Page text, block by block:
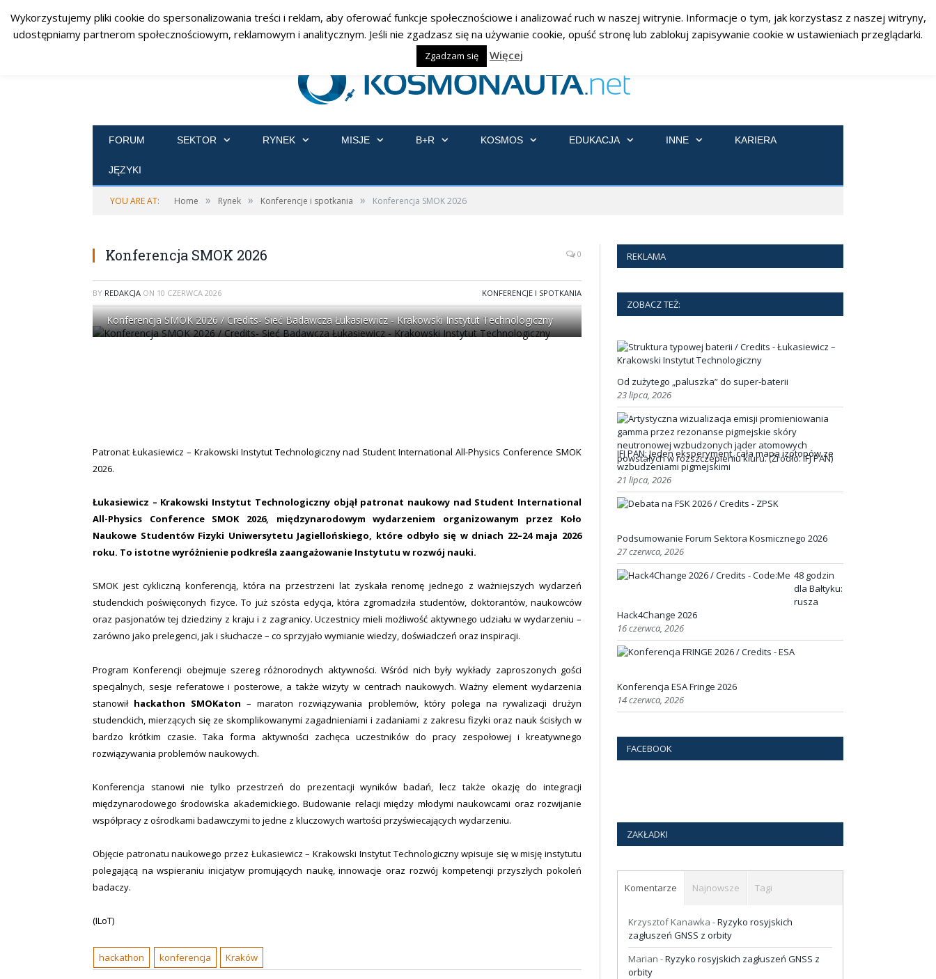
RSS Facebook
Twitter
FORUM SEKTOR RYNEK MISJE B+R KOSMOS EDUKACJA INNE KARIERA
JĘZYKI
YOU ARE AT: Home » Rynek » Konferencje i spotkania » Konferencja SMOK 2026
Konferencja SMOK 2026 0
BY REDAKCJA ON 10 CZERWCA 2026 KONFERENCJE I SPOTKANIA
Konferencja SMOK 2026 / Credits- Sieć Badawcza Łukasiewicz - Krakowski Instytut Technologiczny
Patronat Łukasiewicz – Krakowski Instytut Technologiczny nad Student International All-Physics Conference SMOK
2026.
Łukasiewicz – Krakowski Instytut Technologiczny objął patronat naukowy nad Student International
All-Physics Conference SMOK 2026, międzynarodowym wydarzeniem organizowanym przez Koło
Naukowe Studentów Fizyki Uniwersytetu Jagiellońskiego, które odbyło się w dniach 22–24 maja 2026
roku. To istotne wyróżnienie podkreśla zaangażowanie Instytutu w rozwój nauki.
SMOK jest cykliczną konferencją, która na przestrzeni lat zyskała renomę jednego z ważniejszych wydarzeń
studenckich poświęconych fizyce. To już szósta edycja, która zgromadziła studentów, doktorantów, naukowców
oraz pasjonatów tej dziedziny z kraju i z zagranicy. Uczestnicy mieli możliwość aktywnego udziału w wydarzeniu –
zarówno jako prelegenci, jak i słuchacze – co sprzyjało wymianie wiedzy, doświadczeń oraz inspiracji.
Program Konferencji obejmuje szereg różnorodnych aktywności. Wśród nich były wykłady zaproszonych gości
specjalnych, sesje referatowe i posterowe, a także wizyty w centrach naukowych. Ważny element wydarzenia
stanowił hackathon SMOKaton – maraton rozwiązywania problemów, który polega na rywalizacji drużyn
studenckich, mierzących się ze skomplikowanymi zagadnieniami i zadaniami z zakresu fizyki oraz nauk ścisłych w
bardzo krótkim czasie. Taka forma aktywności zachęca uczestników do pracy zespołowej i kreatywnego
rozwiązywania problemów naukowych.
Konferencja stanowi nie tylko przestrzeń do prezentacji wyników badań, lecz także okazję do integracji
międzynarodowego środowiska akademickiego. Budowanie relacji między młodymi naukowcami oraz rozwijanie
współpracy z ośrodkami badawczymi to jedne z kluczowych wartości przyświecających wydarzeniu.
Objęcie patronatu naukowego przez Łukasiewicz – Krakowski Instytut Technologiczny wpisuje się w misję instytutu
polegającą na wspieraniu inicjatyw promujących naukę, innowacje oraz rozwój kompetencji przyszłych pokoleń
badaczy.
(ILoT)
hackathon konferencja Kraków
REKLAMA
ZOBACZ TEŻ:
Od zużytego „paluszka” do super-baterii
23 lipca, 2026
IFJ PAN: Jeden eksperyment, cała mapa izotopów ze
wzbudzeniami pigmejskimi
21 lipca, 2026
Podsumowanie Forum Sektora Kosmicznego 2026
27 czerwca, 2026
48 godzin
dla Bałtyku:
rusza
Hack4Change 2026
16 czerwca, 2026
Konferencja ESA Fringe 2026
14 czerwca, 2026
FACEBOOK
ZAKŁADKI
Komentarze Najnowsze Tagi
Krzysztof Kanawka -Ryzyko rosyjskich
zagłuszeń GNSS z orbity
Marian -Ryzyko rosyjskich zagłuszeń GNSS z
orbity
Wykorzystujemy pliki cookie do spersonalizowania treści i reklam, aby oferować funkcje społecznościowe i analizować ruch w naszej witrynie. Informacje o tym, jak korzystasz z naszej witryny,
udostępniamy partnerom społecznościowym, reklamowym i analitycznym. Jeśli nie zgadzasz się na używanie cookie, opuść stronę lub zablokuj zapisywanie cookie w ustawieniach przeglądarki.
Zgadzam się Więcej